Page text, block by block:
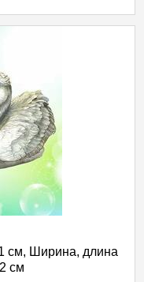
см, Ширина, длина
см